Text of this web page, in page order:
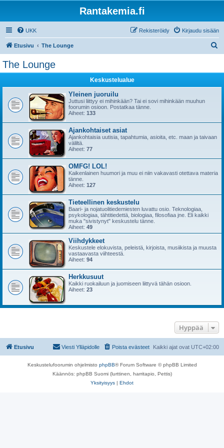
Rantakemia.fi
UKK Kirjaudu sisään
Rekisteröidy
Etusivu The Lounge
The Lounge
Keskustelualue
Yleinen juoruilu
Juttusi liittyy ei mihinkään? Tai ei sovi mihinkään muuhun
foorumin osioon. Postatkaa tänne.
Aiheet: 133
Ajankohtaiset asiat
Ajankohtaisia uutisia, tapahtumia, asioita, etc. maan ja taivaan
väliltä.
Aiheet: 77
OMFG! LOL!
Kaikenlainen huumori ja muu ei niin vakavasti otettava materia
tänne.
Aiheet: 127
Tieteellinen keskustelu
Baari- ja nojatuolitiedemiesten luvattu osio. Teknologiaa,
psykologiaa, tähtitiedettä, biologiaa, filosofiaa jne. Eli kaikki
muka "sivistynyt" keskustelu tänne.
Aiheet: 49
Viihdykkeet
Keskustele elokuvista, peleistä, kirjoista, musiikista ja muusta
vastaavasta viihteestä.
Aiheet: 94
Herkkusuut
Kaikki ruokailuun ja juomiseen liittyvä tähän osioon.
Aiheet: 23
Hyppää
Etusivu Kaikki ajat ovat UTC+02:00
Poista evästeet
Viesti Ylläpidolle
Keskustelufoorumin ohjelmisto phpBB® Forum Software © phpBB Limited
Käännös: phpBB Suomi (lurttinen, harritapio, Pettis)
Yksityisyys | Ehdot